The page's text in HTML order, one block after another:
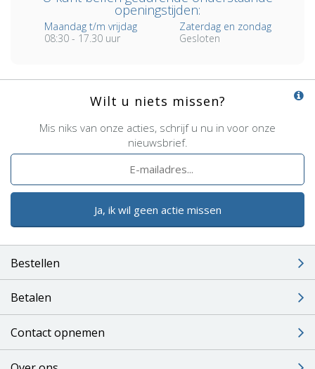
openingstijden:
Maandag t/m vrijdag
08:30 - 17.30 uur
Zaterdag en zondag
Gesloten
Wilt u niets missen?
Mis niks van onze acties, schrijf u nu in voor onze
nieuwsbrief.
Ja, ik wil geen actie missen
Bestellen
Betalen
Contact opnemen